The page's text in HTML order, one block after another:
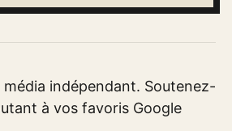
média indépendant. Soutenez-
à vos favoris Google